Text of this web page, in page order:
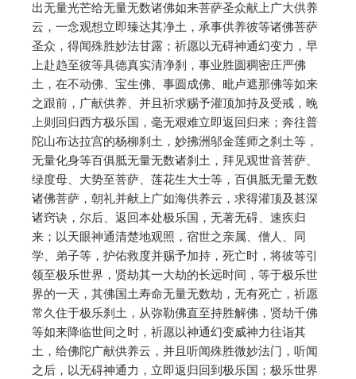
出无量光芒给无量无数诸佛如来菩萨圣众献上广大供养
云，一念观想立即臻达其净土，承事供养彼等诸佛菩萨
圣众，得闻殊胜妙法甘露；祈愿以无碍神通幻变力，早
上赴趋至彼等具德真实清净刹，事业胜圆稠密庄严佛
土，在不动佛、宝生佛、事圆成佛、毗卢遮那佛等如来
之跟前，广献供养、并且祈求赐予灌顶加持及受戒，晚
上则回归西方极乐国，毫无艰难立即返回归来；奔往普
陀山布达拉宫的杨柳刹土，妙拂洲邬金莲师之刹土等，
无量化身等百俱胝无量无数诸刹土，拜见观世音菩萨、
绿度母、大势至菩萨、莲花生大士等，百俱胝无量无数
诸佛菩萨，朝礼并献上广如海供养云，求得灌顶及甚深
诸窍诀，尔后、返回本处极乐国，无著无碍、速疾归
来；以天眼神通清楚地观照，宿世之亲属、僧人、同
学、弟子等，护佑救度并赐予加持，死亡时，将彼等引
领至极乐世界，贤劫其一大劫的长远时间，等于极乐世
界的一天，其佛国土寿命无量无数劫，无有死亡，祈愿
常久住于极乐刹土，从弥勒佛直至持胜解佛，贤劫千佛
等如来降临世间之时，祈愿以神通幻变威神力往诣其
土，给佛陀广献供养云，并且听闻殊胜微妙法门，听闻
之后，以无碍神通力，立即返归回到极乐国；极乐世界